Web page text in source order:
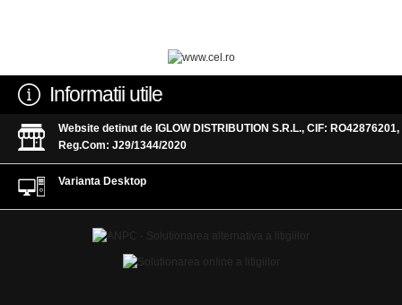
Informatii utile
Website detinut de IGLOW DISTRIBUTION S.R.L., CIF: RO42876201,
Reg.Com: J29/1344/2020
Varianta Desktop